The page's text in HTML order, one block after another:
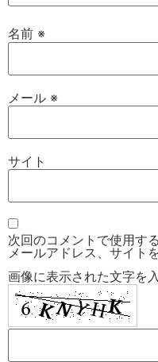
名前 ※
メール ※
サイト
次回のコメントで使用す
メールアドレス、サイト
画像に表示された文字を